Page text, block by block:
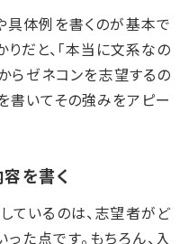
具体例を書くのが基本で
だと、「本当に文系なの
らゼネコンを志望するの
書いてその強みをアピー
を書く
ているのは、志望者がど
た点です。もちろん、入